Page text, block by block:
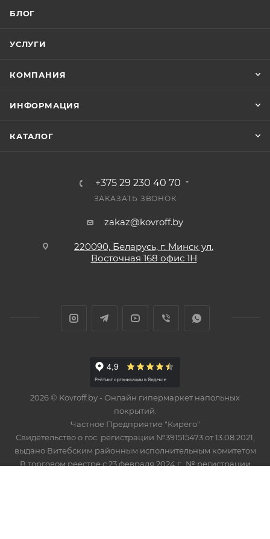
БЛОГ
УСЛУГИ
КОМПАНИЯ
ИНФОРМАЦИЯ
КАТАЛОГ
+375 29 230 40 70
ЗАКАЗАТЬ ЗВОНОК
zakaz@kovroff.by
220090, Беларусь, г. Минск ул.
Восточная 168 офис 1Н
2026 © Kovroff.by - Онлайн гипермаркет напольных
покрытий.
Частное Предприятие "Кирего"
Свидетельство о гос. регистрации №391515473 от 13.08.2021,
выдано Витебским районным исполнительным комитетом
В торговом реестре с 23 февраля 2024 г., № регистрации